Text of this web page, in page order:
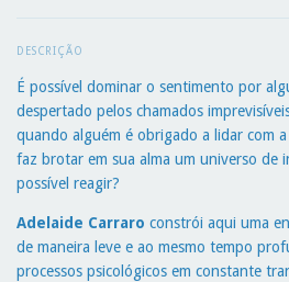
DESCRIÇÃO
É possível dominar o sentimento por
despertado pelos chamados
quando alguém é obrigado a lidar com
faz brotar em sua alma um universo de
possível reagir?
Adelaide Carraro constrói aqui uma
de maneira leve e ao mesmo tempo
processos psicológicos em constante